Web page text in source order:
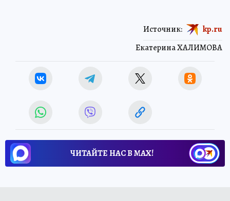
Екатерина ХАЛИМОВА
Источник: kp.ru
ЧИТАЙТЕ НАС В МАХ!